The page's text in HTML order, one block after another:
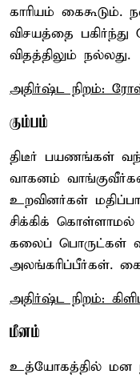
காரியம்
விசயத்தை
விதத்திலும் நல்லது.
அதிர்ஷ்ட நிறம்:
கும்பம்
திடீர் பயணங்கள்
வாகனம்
உறவினர்கள்
சிக்கிக் கொள்ளாமல்
கலைப் பொருட்கள்
அலங்கரிப்பீர்கள்.
அதிர்ஷ்ட நிறம்:
மீனம்
உத்யோகத்தில் மன